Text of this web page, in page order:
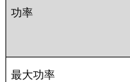
功率
最大功率